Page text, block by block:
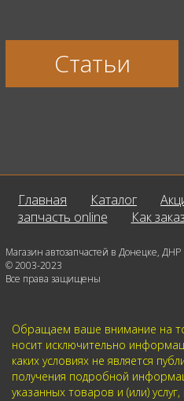
Статьи
Главная Каталог
запчасть online
Как
Магазин автозапчастей в Донецке, ДНР
© 2003-2023
Все права защищены
Обращаем ваше внимание на
носит исключительно
каких условиях не является
получения подробной
указанных товаров и (или)